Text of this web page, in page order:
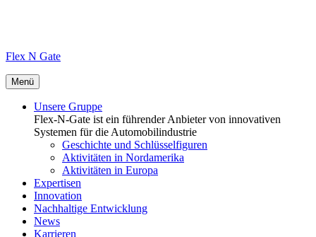
Flex N Gate
Menü
Unsere Gruppe
Flex-N-Gate ist ein führender Anbieter von innovativen
Systemen für die Automobilindustrie
Geschichte und Schlüsselfiguren
Aktivitäten in Nordamerika
Aktivitäten in Europa
Expertisen
Innovation
Nachhaltige Entwicklung
News
Karrieren